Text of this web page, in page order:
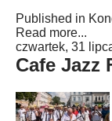
Published in
Read more...
czwartek, 31
Cafe Jazz